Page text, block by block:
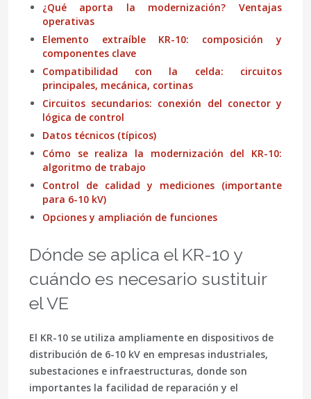
¿Qué aporta la modernización? Ventajas
operativas
Elemento extraíble KR-10: composición y
componentes clave
Compatibilidad con la celda: circuitos
principales, mecánica, cortinas
Circuitos secundarios: conexión del conector y
lógica de control
Datos técnicos (típicos)
Cómo se realiza la modernización del KR-10:
algoritmo de trabajo
Control de calidad y mediciones (importante
para 6-10 kV)
Opciones y ampliación de funciones
Dónde se aplica el KR-10 y
cuándo es necesario sustituir
el VE
El KR-10 se utiliza ampliamente en dispositivos de
distribución de 6-10 kV en empresas industriales,
subestaciones e infraestructuras, donde son
importantes la facilidad de reparación y el